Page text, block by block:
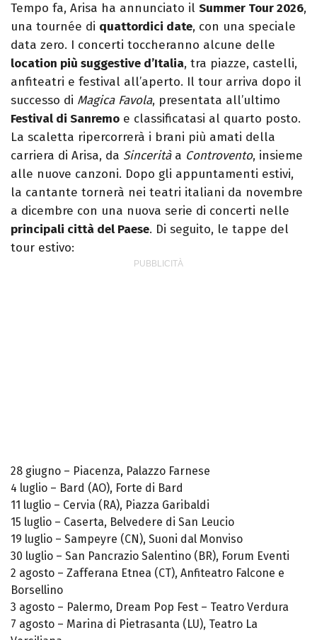
Tempo fa, Arisa ha annunciato il Summer Tour 2026,
una tournée di quattordici date, con una speciale
data zero. I concerti toccheranno alcune delle
location più suggestive d’Italia, tra piazze, castelli,
anfiteatri e festival all’aperto. Il tour arriva dopo il
successo di Magica Favola, presentata all’ultimo
Festival di Sanremo e classificatasi al quarto posto.
La scaletta ripercorrerà i brani più amati della
carriera di Arisa, da Sinceritàa Controvento, insieme
alle nuove canzoni. Dopo gli appuntamenti estivi,
la cantante tornerà nei teatri italiani da novembre
a dicembre con una nuova serie di concerti nelle
principali città del Paese. Di seguito, le tappe del
tour estivo:
28 giugno – Piacenza, Palazzo Farnese
4 luglio – Bard (AO), Forte di Bard
11 luglio – Cervia (RA), Piazza Garibaldi
15 luglio – Caserta, Belvedere di San Leucio
19 luglio – Sampeyre (CN), Suoni dal Monviso
30 luglio – San Pancrazio Salentino (BR), Forum Eventi
2 agosto – Zafferana Etnea (CT), Anfiteatro Falcone e
Borsellino
3 agosto – Palermo, Dream Pop Fest – Teatro Verdura
7 agosto – Marina di Pietrasanta (LU), Teatro La